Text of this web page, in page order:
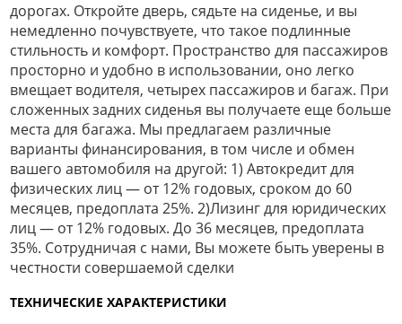
дорогах. Откройте дверь, сядьте на сиденье, и вы
немедленно почувствуете, что такое подлинные
стильность и комфорт. Пространство для пассажиров
просторно и удобно в использовании, оно легко
вмещает водителя, четырех пассажиров и багаж. При
сложенных задних сиденья вы получаете еще больше
места для багажа. Мы предлагаем различные
варианты финансирования, в том числе и обмен
вашего автомобиля на другой: 1) Автокредит для
физических лиц — от 12% годовых, сроком до 60
месяцев, предоплата 25%. 2)Лизинг для юридических
лиц — от 12% годовых. До 36 месяцев, предоплата
35%. Сотрудничая с нами, Вы можете быть уверены в
честности совершаемой сделки
ТЕХНИЧЕСКИЕ ХАРАКТЕРИСТИКИ